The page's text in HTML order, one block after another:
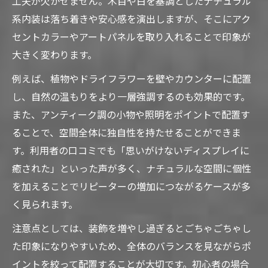
系内装は落ち着きや安心感を演出しますが、そこにアク
セントカラーやアートパネルを取り入れることで印象が
大きく変わります。
例えば、植物やドライフラワーを壁やカウンターに配置
し、自然の温もりをより一層強調するのも効果的です。
また、アンティーク調の小物や照明をポイントで配置す
ることで、空間全体に独自性を持たせることができま
す。利用者の口コミでも「思いがけないディスプレイに
癒された」といった声が多く、ナチュラルな空間に個性
を加えることでリピーターの増加につながるケースが多
く見られます。
注意点としては、装飾を増やし過ぎるとごちゃごちゃし
た印象になりやすいため、全体のバランスを見ながらポ